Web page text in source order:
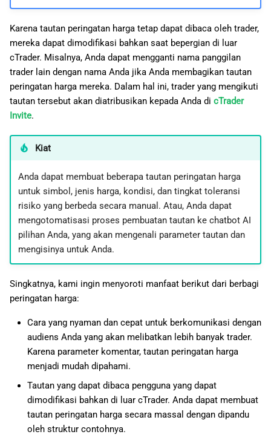
Karena tautan peringatan harga tetap dapat dibaca oleh trader,
mereka dapat dimodifikasi bahkan saat bepergian di luar
cTrader. Misalnya, Anda dapat mengganti nama panggilan
trader lain dengan nama Anda jika Anda membagikan tautan
peringatan harga mereka. Dalam hal ini, trader yang mengikuti
tautan tersebut akan diatribusikan kepada Anda di cTrader
Invite.
Kiat
Anda dapat membuat beberapa tautan peringatan harga
untuk simbol, jenis harga, kondisi, dan tingkat toleransi
risiko yang berbeda secara manual. Atau, Anda dapat
mengotomatisasi proses pembuatan tautan ke chatbot AI
pilihan Anda, yang akan mengenali parameter tautan dan
mengisinya untuk Anda.
Singkatnya, kami ingin menyoroti manfaat berikut dari berbagi
peringatan harga:
Cara yang nyaman dan cepat untuk berkomunikasi dengan
audiens Anda yang akan melibatkan lebih banyak trader.
Karena parameter komentar, tautan peringatan harga
menjadi mudah dipahami.
Tautan yang dapat dibaca pengguna yang dapat
dimodifikasi bahkan di luar cTrader. Anda dapat membuat
tautan peringatan harga secara massal dengan dipandu
oleh struktur contohnya.